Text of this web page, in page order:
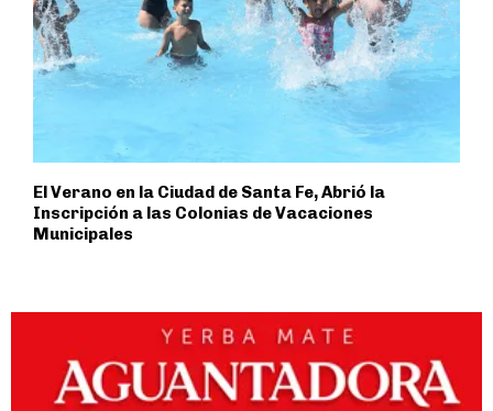
El Verano en la Ciudad de Santa Fe, Abrió la
Inscripción a las Colonias de Vacaciones
Municipales